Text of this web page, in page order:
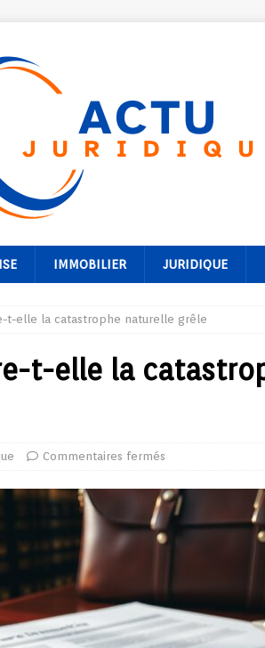
IMMOBILIER JURIDIQUE
t-elle la catastrophe naturelle grêle
t-elle la
Commentaires fermés